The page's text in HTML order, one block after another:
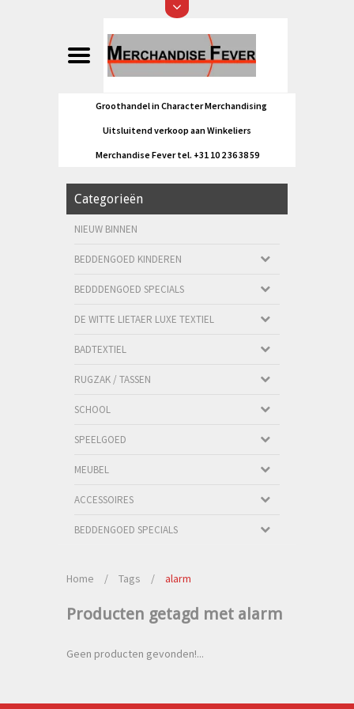
Groothandel in Character Merchandising
Uitsluitend verkoop aan Winkeliers
Merchandise Fever tel. +31 10 2 36 38 59
Categorieën
NIEUW BINNEN
BEDDENGOED KINDEREN
BEDDDENGOED SPECIALS
DE WITTE LIETAER LUXE TEXTIEL
BADTEXTIEL
RUGZAK / TASSEN
SCHOOL
SPEELGOED
MEUBEL
ACCESSOIRES
BEDDENGOED SPECIALS
Home / Tags / alarm
Producten getagd met alarm
Geen producten gevonden!...